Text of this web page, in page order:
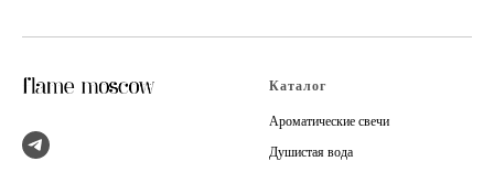
Каталог
Ароматические свечи
Душистая вода